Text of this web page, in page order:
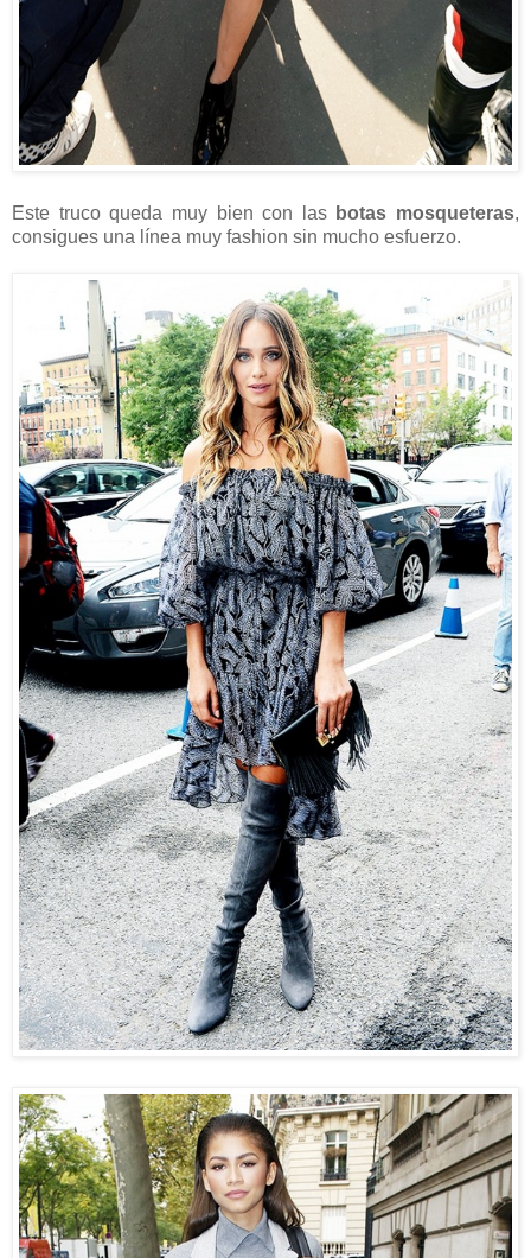
Este truco queda muy bien con las botas mosqueteras,
consigues una línea muy fashion sin mucho esfuerzo.